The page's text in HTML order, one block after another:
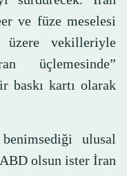
ve füze meselesi
vekilleriyle
üçlemesinde”
baskı kartı olarak
ulusal
olsun ister İran